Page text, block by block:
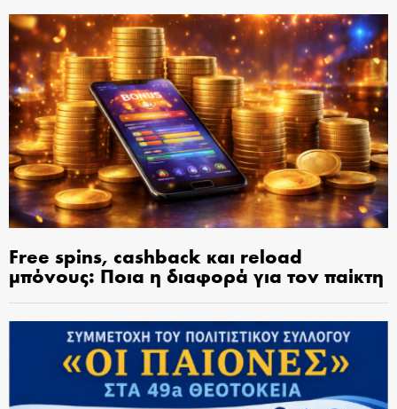
Free spins, cashback και reload
μπόνους: Ποια η διαφορά για τον παίκτη